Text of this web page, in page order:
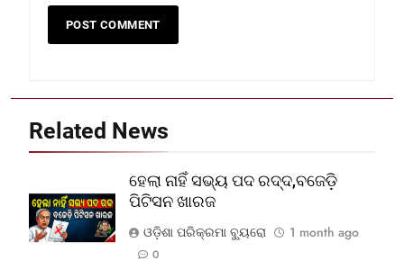
Related News
ହେଲା ନାହିଁ ସଭ୍ୟ ପଦ ରଦ୍ଦ,ବଜେଡ଼ି
ପିଟିସନ ଖାରଜ
ଓଡ଼ିଶା ପରିକ୍ରମା ବ୍ୟୁରୋ
1 month ago
0